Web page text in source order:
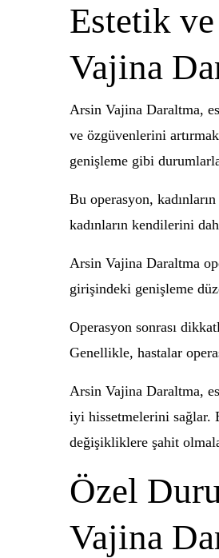
Estetik
Vajina
Arsin Vajina Daraltma,
ve özgüvenlerini
genişleme gibi
Bu operasyon,
kadınların kendilerini
Arsin Vajina Daraltma
girişindeki genişleme
Operasyon sonrası
Genellikle, hastalar
Arsin Vajina Daraltma,
iyi hissetmelerini sağlar.
değişikliklere şahit
Özel
Vajina